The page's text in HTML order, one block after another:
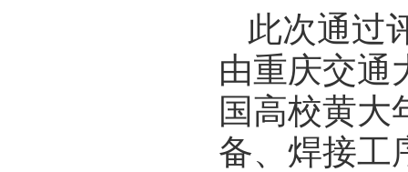
此次通过
由重庆交通
国高校黄大
备、焊接工